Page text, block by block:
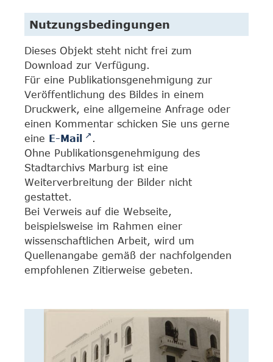
Nutzungsbedingungen
Dieses Objekt steht nicht frei zum
Download zur Verfügung.
Für eine Publikationsgenehmigung zur
Veröffentlichung des Bildes in einem
Druckwerk, eine allgemeine Anfrage oder
einen Kommentar schicken Sie uns gerne
eine E-Mail
.
Ohne Publikationsgenehmigung des
Stadtarchivs Marburg ist eine
Weiterverbreitung der Bilder nicht
gestattet.
Bei Verweis auf die Webseite,
beispielsweise im Rahmen einer
wissenschaftlichen Arbeit, wird um
Quellenangabe gemäß der nachfolgenden
empfohlenen Zitierweise gebeten.